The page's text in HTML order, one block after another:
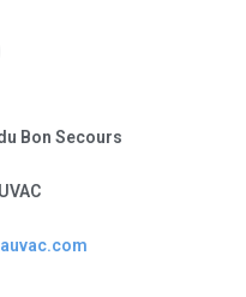
Bon Secours